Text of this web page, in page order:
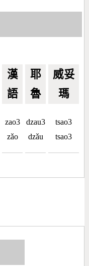
漢
語
耶
魯
威妥
瑪
zao3
zǎo
dzau3
dzǎu
tsao3
tsao3